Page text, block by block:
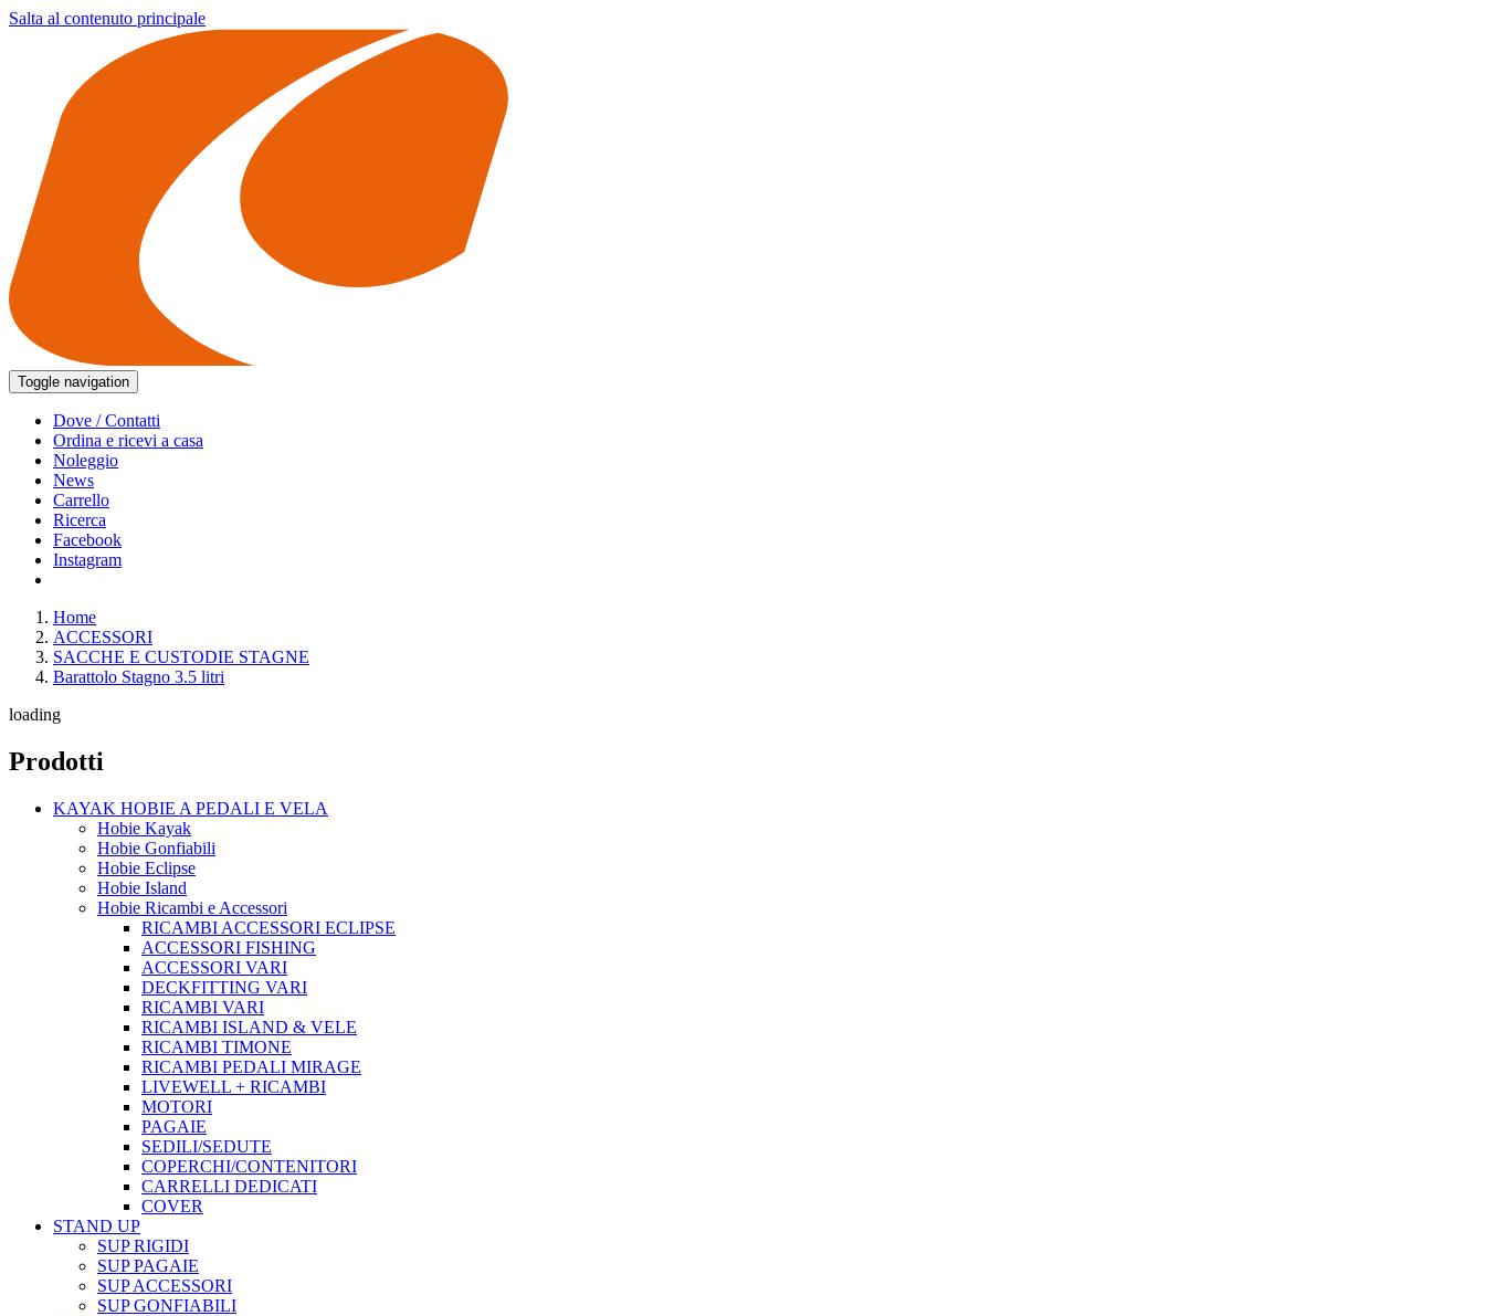
Salta al contenuto principale
Toggle navigation
Dove / Contatti
Ordina e ricevi a casa
Noleggio
News
Carrello
Ricerca
Facebook
Instagram
Home
ACCESSORI
SACCHE E CUSTODIE STAGNE
Barattolo Stagno 3.5 litri
loading
Prodotti
KAYAK HOBIE A PEDALI E VELA
Hobie Kayak
Hobie Gonfiabili
Hobie Eclipse
Hobie Island
Hobie Ricambi e Accessori
RICAMBI ACCESSORI ECLIPSE
ACCESSORI FISHING
ACCESSORI VARI
DECKFITTING VARI
RICAMBI VARI
RICAMBI ISLAND & VELE
RICAMBI TIMONE
RICAMBI PEDALI MIRAGE
LIVEWELL + RICAMBI
MOTORI
PAGAIE
SEDILI/SEDUTE
COPERCHI/CONTENITORI
CARRELLI DEDICATI
COVER
STAND UP
SUP RIGIDI
SUP PAGAIE
SUP ACCESSORI
SUP GONFIABILI